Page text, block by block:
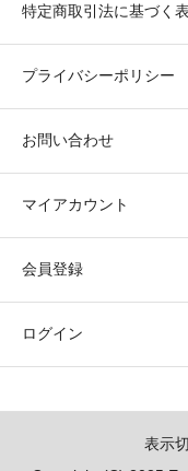
特定商取引法に基づく
プライバシーポリシー
お問い合わせ
マイアカウント
会員登録
ログイン
表示